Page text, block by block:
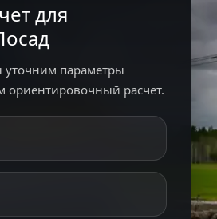
для
уточним параметры
ориентировочный расчет.